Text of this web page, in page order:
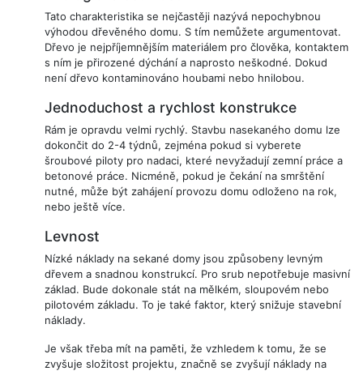
Tato charakteristika se nejčastěji nazývá nepochybnou
výhodou dřevěného domu. S tím nemůžete argumentovat.
Dřevo je nejpříjemnějším materiálem pro člověka, kontaktem
s ním je přirozené dýchání a naprosto neškodné. Dokud
není dřevo kontaminováno houbami nebo hnilobou.
Jednoduchost a rychlost konstrukce
Rám je opravdu velmi rychlý. Stavbu nasekaného domu lze
dokončit do 2-4 týdnů, zejména pokud si vyberete
šroubové piloty pro nadaci, které nevyžadují zemní práce a
betonové práce. Nicméně, pokud je čekání na smrštění
nutné, může být zahájení provozu domu odloženo na rok,
nebo ještě více.
Levnost
Nízké náklady na sekané domy jsou způsobeny levným
dřevem a snadnou konstrukcí. Pro srub nepotřebuje masivní
základ. Bude dokonale stát na mělkém, sloupovém nebo
pilotovém základu. To je také faktor, který snižuje stavební
náklady.
Je však třeba mít na paměti, že vzhledem k tomu, že se
zvyšuje složitost projektu, značně se zvyšují náklady na